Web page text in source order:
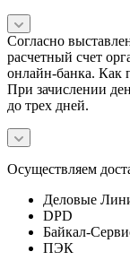
Согласно
расчетный счет
онлайн-банка. Как
При зачислении
до трех дней.
Осуществляем
Деловые
DPD
Байкал-
ПЭК